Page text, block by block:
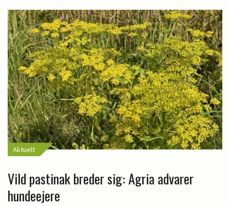
Aktuelt
Vild pastinak breder sig: Agria advarer
hundeejere